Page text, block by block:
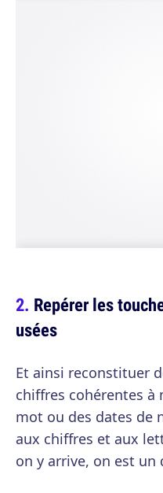
Repérer les
usées
Et ainsi reconstituer
chiffres cohérentes
mot ou des dates de
aux chiffres et aux
on y arrive, on est un